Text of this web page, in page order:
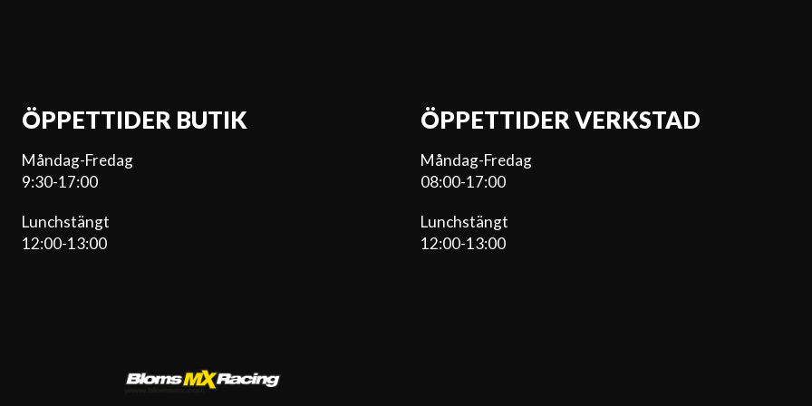
ÖPPETTIDER BUTIK
Måndag-Fredag
9:30-17:00
Lunchstängt
12:00-13:00
ÖPPETTIDER VERKSTAD
Måndag-Fredag
08:00-17:00
Lunchstängt
12:00-13:00